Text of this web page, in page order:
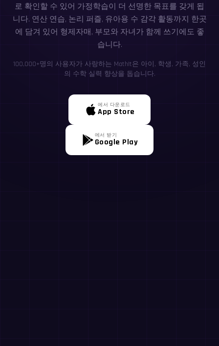
로 확인할 수 있어 가정학습이 더 선명한 목표를 갖게 됩
니다. 연산 연습, 논리 퍼즐, 유아용 수 감각 활동까지 한곳
에 담겨 있어 형제자매, 부모와 자녀가 함께 쓰기에도 좋
습니다.
100,000+명의 사용자가 사랑하는 MathIt은 아이, 학생, 가족, 성인
의 수학 실력 향상을 돕습니다.
에서 다운로드
App Store
에서 받기
Google Play